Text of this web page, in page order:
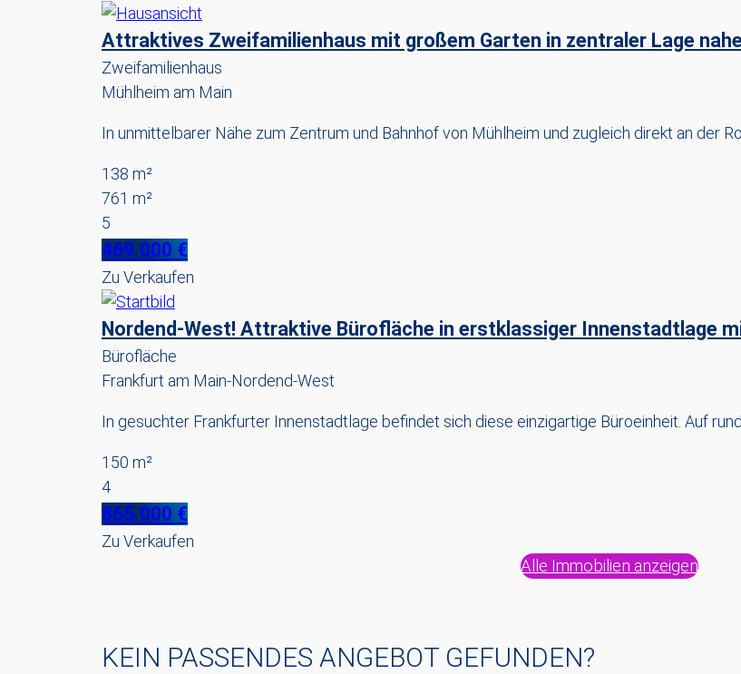
Attraktives Zweifamilienhaus mit großem Garten in zentraler Lage
Zweifamilienhaus
Mühlheim am Main
In unmittelbarer Nähe zum Zentrum und Bahnhof von Mühlheim und zugleich direkt an der
138 m²
761 m²
5
469.000 €
Zu Verkaufen
Nordend-West! Attraktive Bürofläche in erstklassiger Innenstadtlage
Bürofläche
Frankfurt am Main-Nordend-West
In gesuchter Frankfurter Innenstadtlage befindet sich diese einzigartige Büroeinheit. Auf
150 m²
4
865.000 €
Zu Verkaufen
Alle Immobilien anzeigen
KEIN PASSENDES ANGEBOT GEFUNDEN?